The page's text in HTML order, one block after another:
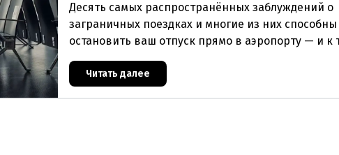
Десять самых распространённых заблуждений о
заграничных поездках и многие из них способны
остановить ваш отпуск прямо в аэропорту — и к
моменту, как вы окажетесь у стойки
бытьЧитать далее